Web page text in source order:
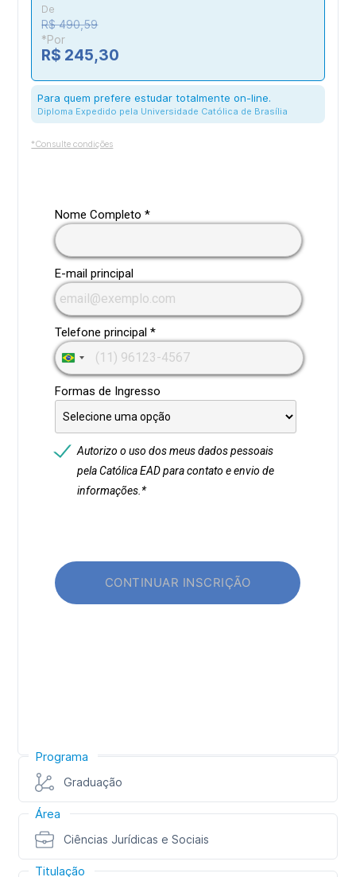
Programa
Graduação
Área
Ciências Jurídicas e Sociais
Titulação
De
R$ 490,59
*Por
R$ 245,30
Para quem prefere estudar totalmente on-line.
Diploma Expedido pela Universidade Católica de Brasília
*Consulte condições